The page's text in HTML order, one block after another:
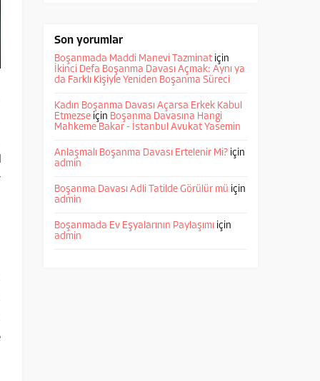
Son yorumlar
Boşanmada Maddi Manevi Tazminat için
İkinci Defa Boşanma Davası Açmak: Aynı ya
da Farklı Kişiyle Yeniden Boşanma Süreci
Kadın Boşanma Davası Açarsa Erkek Kabul
Etmezse için Boşanma Davasına Hangi
Mahkeme Bakar - İstanbul Avukat Yasemin
Anlaşmalı Boşanma Davası Ertelenir Mi? için
admin
Boşanma Davası Adli Tatilde Görülür mü için
admin
Boşanmada Ev Eşyalarının Paylaşımı için
admin